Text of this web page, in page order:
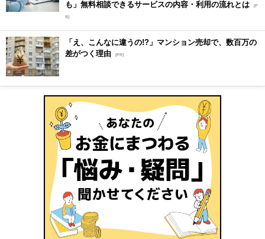
も」無料相談できるサービスの内容・利用の流れとは [P
R]
「え、こんなに違うの!?」マンション売却で、数百万の
差がつく理由 [PR]